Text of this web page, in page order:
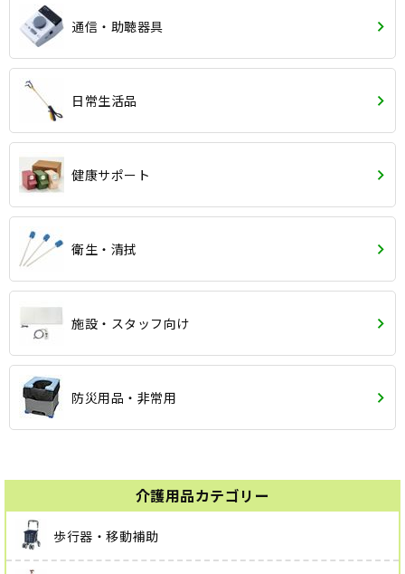
介護用品カテゴリー
歩行器・移動補助
通信・助聴器具
日常生活品
健康サポート
衛生・清拭
施設・スタッフ向け
防災用品・非常用